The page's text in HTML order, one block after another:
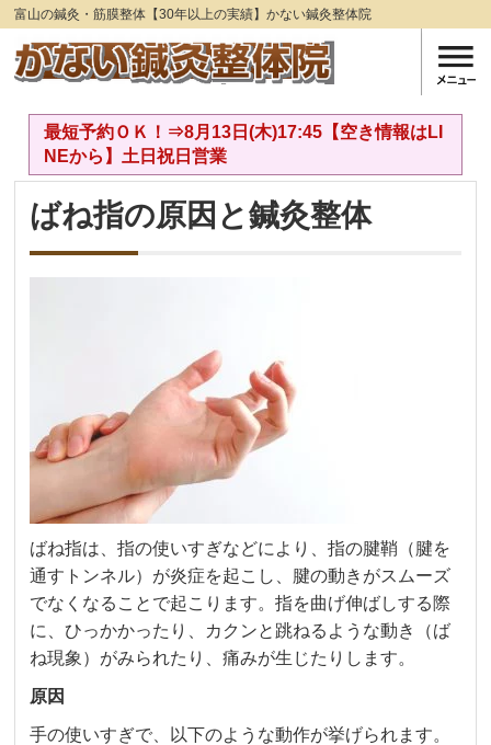
富山の鍼灸・筋膜整体【30年以上の実績】かない鍼灸整体院
最短予約ＯＫ！⇒8月13日(木)17:45【空き情報はLI
NEから】土日祝日営業
ばね指の原因と鍼灸整体
ばね指は、指の使いすぎなどにより、指の腱鞘（腱を
通すトンネル）が炎症を起こし、腱の動きがスムーズ
でなくなることで起こります。指を曲げ伸ばしする際
に、ひっかかったり、カクンと跳ねるような動き（ば
ね現象）がみられたり、痛みが生じたりします。
原因
手の使いすぎで、以下のような動作が挙げられます。